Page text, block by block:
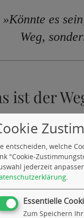
»Könnte es
Weg,
ist der
keine Antwort
habe, sind
eigene Antwort
entscheiden, welche
"Cookie-
jederzeit
.
Essentielle
Zum Speichern